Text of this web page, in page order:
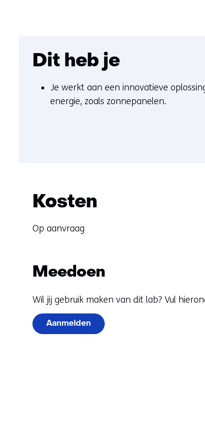
Dit heb je
Je werkt aan een innovatieve
energie, zoals zonnepanelen.
Kosten
Op aanvraag
Meedoen
Wil jij gebruik maken van dit lab? Vul
Aanmelden